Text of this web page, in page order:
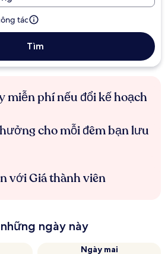
tác
Tìm
miễn phí nếu đổi kế hoạch
cho mỗi đêm bạn lưu
với Giá thành viên
ngày này
Ngày mai